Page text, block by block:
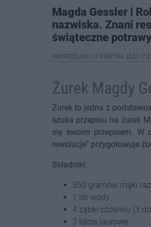
Magda Gessler i
nazwiska. Znani
świąteczne
INOWROCŁAW 15 KWIETNIA 2022
Żurek Magdy
Żurek to jedna z
szuka przepisu na żurek
się swoim przepisem. W
rewolucje" przygotowuje
Składniki:
350 gramów mąki
1 litr wody
4 ząbki czosnku (3
3 liście laurowe